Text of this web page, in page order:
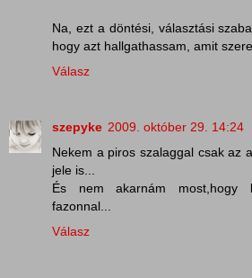
Na, ezt a döntési, választási
hogy azt hallgathassam, amit
Válasz
szepyke 2009. október 29. 14:24
Nekem a piros szalaggal csak az
jele is...
És nem akarnám most,hogy
fazonnal...
Válasz